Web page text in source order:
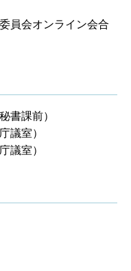
員会オンライン会合
書課前）
議室）
議室）